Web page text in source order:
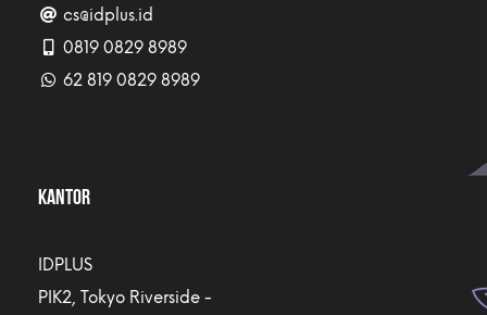
cs@idplus.id
0819 0829 8989
62 819 0829 8989
KANTOR
IDPLUS
PIK2, Tokyo Riverside -